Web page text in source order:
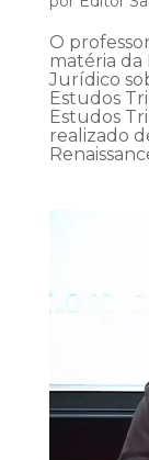
O
matéria da
Jurídico
Estudos
Estudos
realizado